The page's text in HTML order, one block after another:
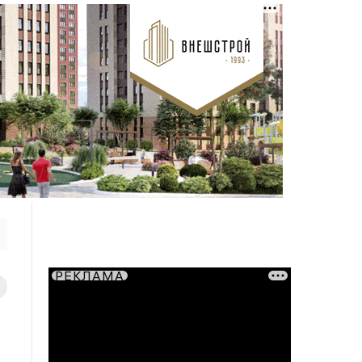
РЕКЛАМА